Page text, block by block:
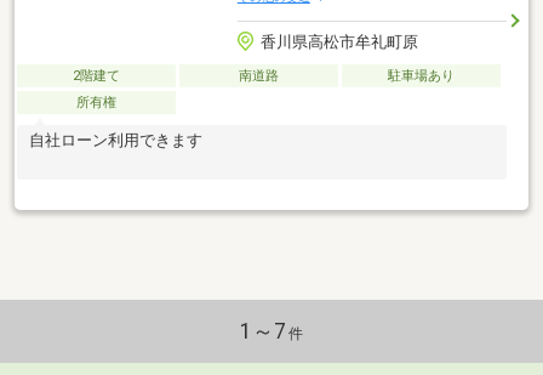
香川県高松市牟礼町原
2階建て 南道路
駐車場あり
所有権
自社ローン利用できます
1～7 件